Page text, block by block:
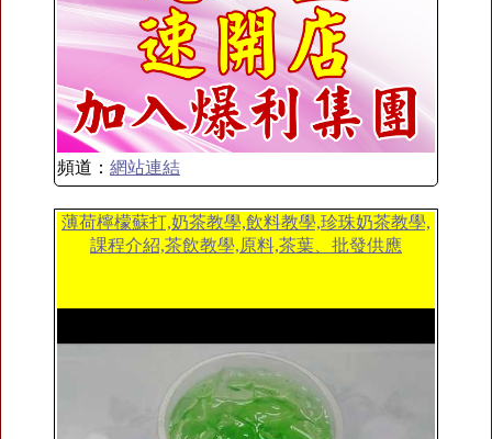
頻道： 網站連結
薄荷檸檬蘇打,奶茶教學,飲料教學,珍珠奶茶教學,
課程介紹,茶飲教學,原料,茶葉、批發供應